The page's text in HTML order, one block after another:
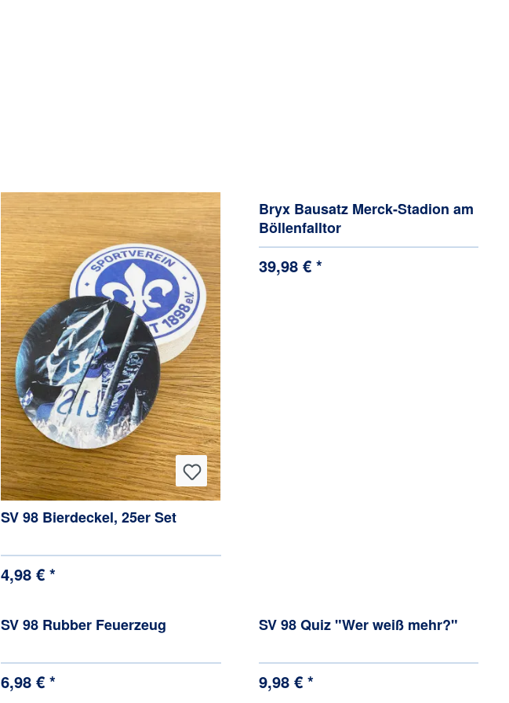
SV 98 Bierdeckel, 25er Set
4,98 € *
Bryx Bausatz Merck-Stadion am
Böllenfalltor
39,98 € *
SV 98 Rubber Feuerzeug
6,98 € *
SV 98 Quiz "Wer weiß mehr?"
9,98 € *